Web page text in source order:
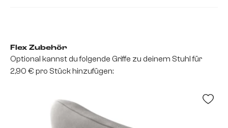
Flex Zubehör
Optional kannst du folgende Griffe zu deinem Stuhl für
2,90 € pro Stück hinzufügen: